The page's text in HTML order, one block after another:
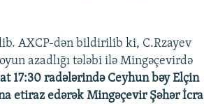
AXCP-dən bildirilib ki, C.Rzayev
azadlığı tələbi ilə Mingəçevirdə
17:30 radələrində Ceyhun bəy Elçin
etiraz edərək Mingəçevir Şəhər İcra